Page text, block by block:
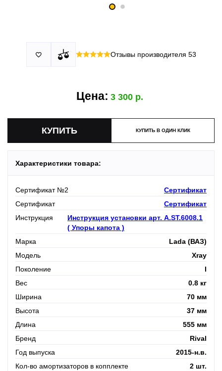
Принимаем все виды оплаты в том числе переводы и СПБ.
По России: оплата производится до момента отгрузки в ТК.
У нас 2 установочных центра:г. Москва, ул. Привольная д 2,
скидка 25%
 Отзывы производителя 53
Цена: 3 300
КУПИТЬ В ОДИН КЛИК
Характеристики товара:
Сертификат №2
Сертификат
Сертификат
Сертификат
Инструкция
Инструкция установки арт. A.ST.6008.1
( Упоры капота )
Марка
Lada (ВАЗ)
Модель
Xray
Поколение
I
Вес
0.8 кг
Ширина
70 мм
Высота
37 мм
Длина
555 мм
Бренд
Rival
Год выпуска
2015-н.в.
Кол-во амортизаторов в копплекте
2 шт.